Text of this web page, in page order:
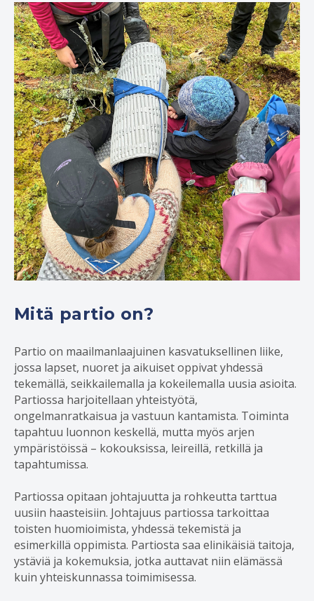
Mitä partio on?
Partio on maailmanlaajuinen kasvatuksellinen liike,
jossa lapset, nuoret ja aikuiset oppivat yhdessä
tekemällä, seikkailemalla ja kokeilemalla uusia asioita.
Partiossa harjoitellaan yhteistyötä,
ongelmanratkaisua ja vastuun kantamista. Toiminta
tapahtuu luonnon keskellä, mutta myös arjen
ympäristöissä – kokouksissa, leireillä, retkillä ja
tapahtumissa.
Partiossa opitaan johtajuutta ja rohkeutta tarttua
uusiin haasteisiin. Johtajuus partiossa tarkoittaa
toisten huomioimista, yhdessä tekemistä ja
esimerkillä oppimista. Partiosta saa elinikäisiä taitoja,
ystäviä ja kokemuksia, jotka auttavat niin elämässä
kuin yhteiskunnassa toimimisessa.